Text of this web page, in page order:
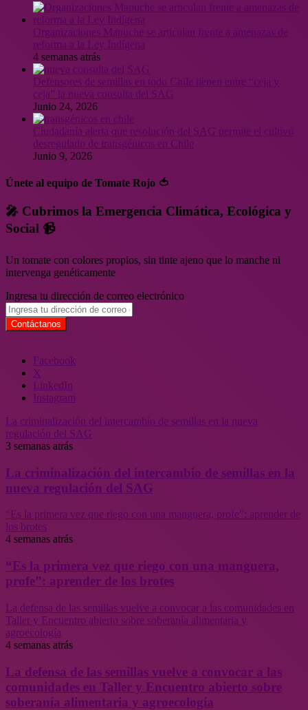
4 semanas atrás
Junio 24, 2026
Ciudadanía alerta que resolución del SAG permite el cultivo
desregulado de transgénicos en Chile
Junio 9, 2026
Únete al equipo de Tomate Rojo 🍅
🎤 Cubrimos la Emergencia Climática, Ecológica y
Social 📹
Un tomate con colores propios, sin tinte ajeno que lo manche ni
intervenga genéticamente
Ingresa tu dirección de correo electrónico
Facebook
X
LinkedIn
Instagram
La criminalización del intercambio de semillas en la nueva
regulación del SAG
3 semanas atrás
La criminalización del intercambio de semillas en la
nueva regulación del SAG
“Es la primera vez que riego con una manguera, profe”: aprender de
los brotes
4 semanas atrás
“Es la primera vez que riego con una manguera,
profe”: aprender de los brotes
La defensa de las semillas vuelve a convocar a las comunidades en
Taller y Encuentro abierto sobre soberanía alimentaria y
agroecología
4 semanas atrás
La defensa de las semillas vuelve a convocar a las
comunidades en Taller y Encuentro abierto sobre
soberanía alimentaria y agroecología